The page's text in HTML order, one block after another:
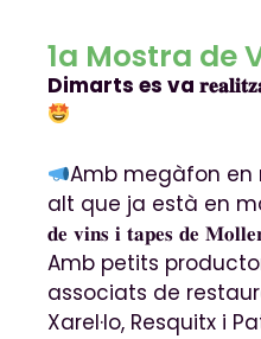
1a Mostra de
Dimarts es va
Amb megàfon en
alt que ja està en
𝐝𝐞 𝐯𝐢𝐧𝐬 𝐢 𝐭𝐚𝐩𝐞𝐬 𝐝𝐞
Amb petits
associats de
Xarel·lo, Resquitx i